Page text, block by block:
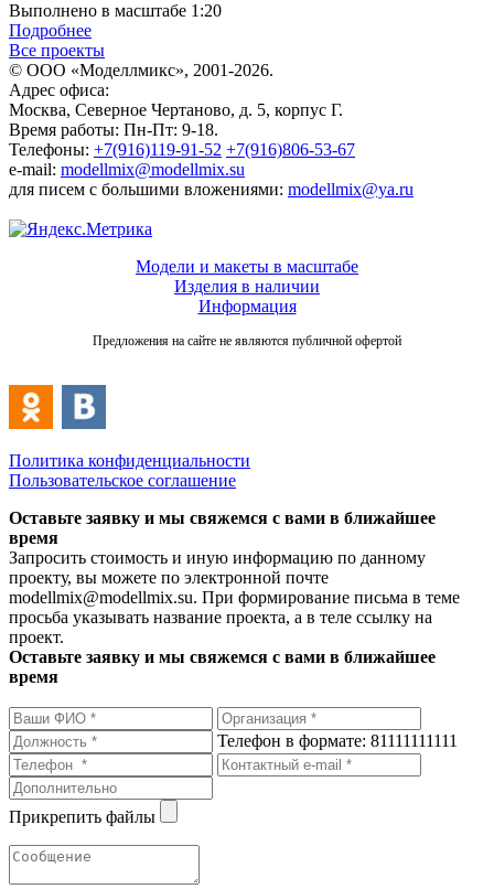
Выполнено в масштабе 1:20
Подробнее
Все проекты
© ООО «Моделлмикс», 2001-2026.
Адрес офиса:
Москва, Северное Чертаново, д. 5, корпус Г.
Время работы: Пн-Пт: 9-18.
Телефоны: +7(916)119-91-52 +7(916)806-53-67
e-mail: modellmix@modellmix.su
для писем с большими вложениями: modellmix@ya.ru
Модели и макеты в масштабе
Изделия в наличии
Информация
Предложения на сайте не являются публичной офертой
Политика конфиденциальности
Пользовательское соглашение
Оставьте заявку и мы свяжемся с вами в ближайшее
время
Запросить стоимость и иную информацию по данному
проекту, вы можете по электронной почте
modellmix@modellmix.su. При формирование письма в теме
просьба указывать название проекта, а в теле ссылку на
проект.
Оставьте заявку и мы свяжемся с вами в ближайшее
время
Телефон в формате: 81111111111
Прикрепить файлы